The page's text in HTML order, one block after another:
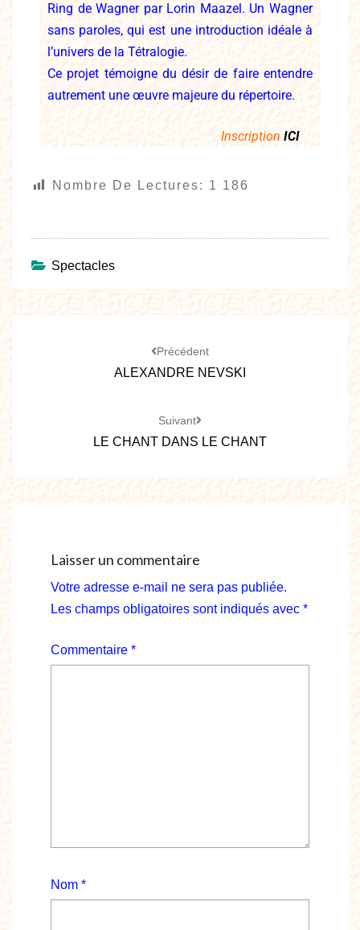
Ring de Wagner par Lorin Maazel. Un Wagner
sans paroles, qui est une introduction idéale à
l’univers de la Tétralogie.
Ce projet témoigne du désir de faire entendre
autrement une œuvre majeure du répertoire.
Inscription ICI
Nombre De Lectures: 1 186
Spectacles
Précédent
ALEXANDRE NEVSKI
Suivant
LE CHANT DANS LE CHANT
Laisser un commentaire
Votre adresse e-mail ne sera pas publiée.
Les champs obligatoires sont indiqués avec *
Commentaire *
Nom *